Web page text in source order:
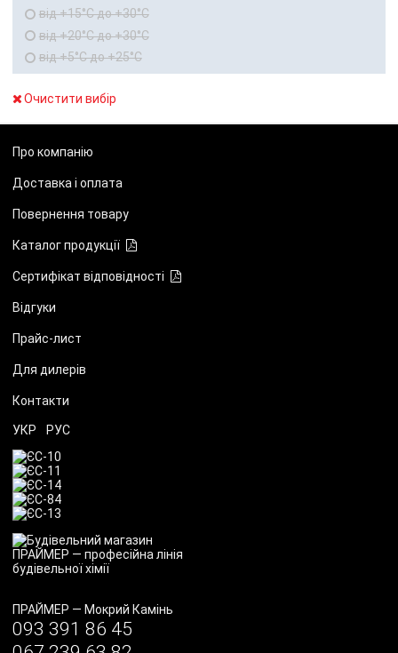
від +15°C до +30°C
від +20°C до +30°C
від +5°C до +25°C
Очистити вибір
Про компанію
Доставка і оплата
Повернення товару
Каталог продукції
Сертифікат відповідності
Відгуки
Прайс-лист
Для дилерів
Контакти
УКР РУС
ПРАЙМЕР — Мокрий Камінь
093 391 86 45